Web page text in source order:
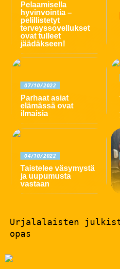
Pelaamisella
hyvinvointia –
pelillistetyt
terveyssovellukset
ovat tulleet
jäädäkseen!
07/10/2022
Parhaat asiat
elämässä ovat
ilmaisia
04/10/2022
Taistelee väsymystä
ja uupumusta
vastaan
Urjalalaisten
opas